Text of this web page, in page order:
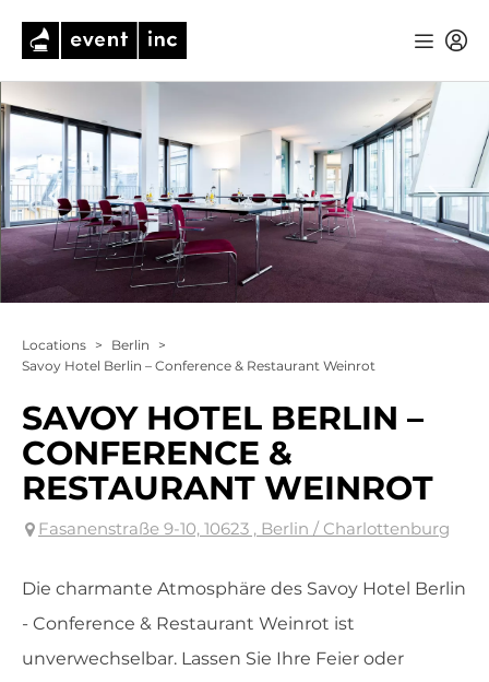
Locations > Berlin
>
Savoy Hotel Berlin – Conference & Restaurant Weinrot
SAVOY HOTEL BERLIN –
CONFERENCE &
RESTAURANT WEINROT
Fasanenstraße 9-10, 10623 , Berlin / Charlottenburg
Die charmante Atmosphäre des Savoy Hotel Berlin
- Conference & Restaurant Weinrot ist
unverwechselbar. Lassen Sie Ihre Feier oder